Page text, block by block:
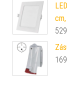
529
169